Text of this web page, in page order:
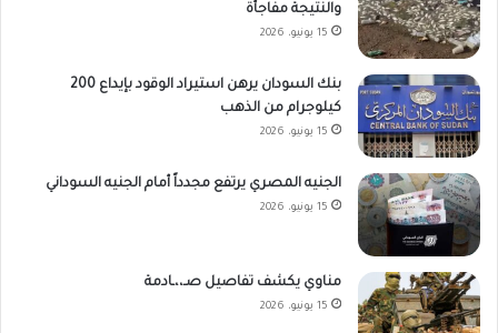
والنتيجة مفاجأة
15 يونيو، 2026
بنك السودان يرهن استيراد الوقود بإيداع 200
كيلوجرام من الذهب
15 يونيو، 2026
الجنيه المصري يرتفع مجدداً أمام الجنيه السوداني
15 يونيو، 2026
مناوي يكشف تفاصيل صـ،،ـادمة
15 يونيو، 2026